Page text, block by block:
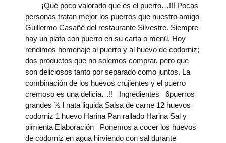
¡Qué poco valorado que es el puerro…!!! Pocas
personas tratan mejor los puerros que nuestro amigo
Guillermo Casañé del restaurante Silvestre. Siempre
hay un plato con puerro en su carta o menú. Hoy
rendimos homenaje al puerro y al huevo de codorniz;
dos productos que no solemos comprar, pero que
son deliciosos tanto por separado como juntos. La
combinación de los huevos crujientes y el puerro
cremoso es una delicia…!! Ingredientes 6puerros
grandes ½ l nata liquida Salsa de carne 12 huevos
codorniz 1 huevo Harina Pan rallado Harina Sal y
pimienta Elaboración Ponemos a cocer los huevos
de codorniz en agua hirviendo con sal durante